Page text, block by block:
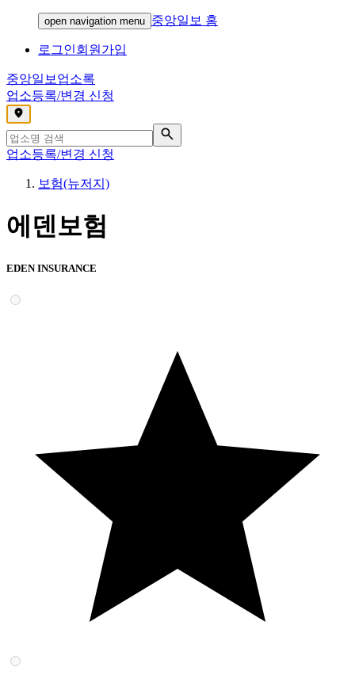
open navigation menu 중앙일보 홈
로그인회원가입
중앙일보 업소록
업소등록/변경 신청
,
업소등록/변경 신청
보험(뉴저지)
에덴보험
EDEN INSURANCE